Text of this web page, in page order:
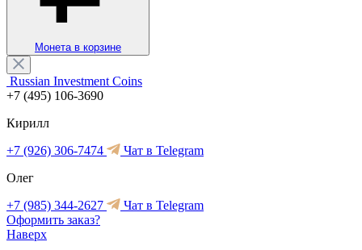
Монета в корзине
Russian Investment Coins
+7 (495) 106-3690
Кирилл
+7 (926) 306-7474
Чат в Telegram
Олег
+7 (985) 344-2627
Чат в Telegram
Оформить заказ?
Наверх